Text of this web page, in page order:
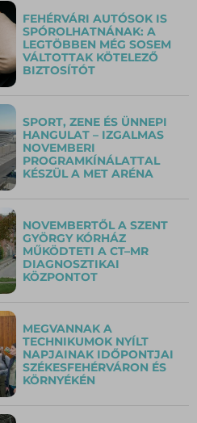
FEHÉRVÁRI AUTÓSOK IS
SPÓROLHATNÁNAK: A
LEGTÖBBEN MÉG SOSEM
VÁLTOTTAK KÖTELEZŐ
BIZTOSÍTÓT
SPORT, ZENE ÉS ÜNNEPI
HANGULAT – IZGALMAS
NOVEMBERI
PROGRAMKÍNÁLATTAL
KÉSZÜL A MET ARÉNA
NOVEMBERTŐL A SZENT
GYÖRGY KÓRHÁZ
MŰKÖDTETI A CT–MR
DIAGNOSZTIKAI
KÖZPONTOT
MEGVANNAK A
TECHNIKUMOK NYÍLT
NAPJAINAK IDŐPONTJAI
SZÉKESFEHÉRVÁRON ÉS
KÖRNYÉKÉN